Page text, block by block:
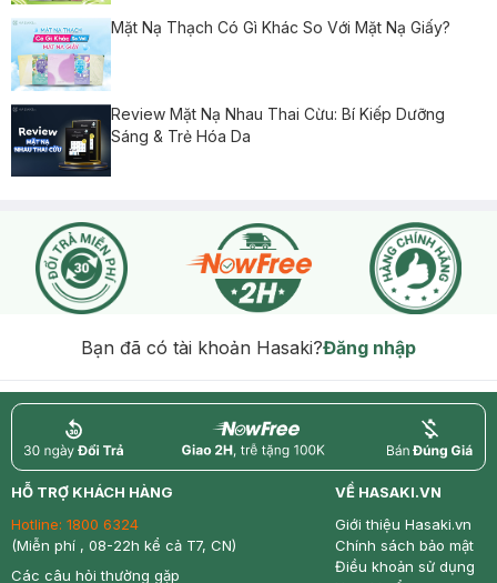
Mặt Nạ Thạch Có Gì Khác So Với Mặt Nạ Giấy?
Review Mặt Nạ Nhau Thai Cừu: Bí Kiếp Dưỡng
Sáng & Trẻ Hóa Da
Bạn đã có tài khoản Hasaki?Đăng nhập
return nowfree price
HỖ TRỢ KHÁCH HÀNG
Hotline: 1800 6324
(Miễn phí , 08-22h kể cả T7, CN)
Các câu hỏi thường gặp
VỀ HASAKI.VN
Giới thiệu Hasaki.vn
Chính sách bảo mật
Điều khoản sử dụng